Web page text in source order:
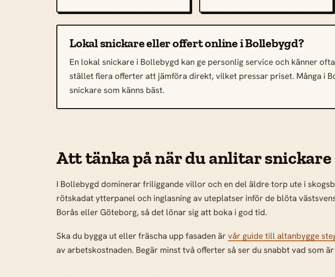
Lokal snickare eller offert online i Bollebygd?
En lokal snickare i Bollebygd kan ge personlig service och känner
stället flera offerter att jämföra direkt, vilket pressar priset. Många i
snickare som känns bäst.
Att tänka på när du anlitar snickare
I Bollebygd dominerar friliggande villor och en del äldre torp ute i
rötskadat ytterpanel och inglasning av uteplatser inför de blöta
Borås eller Göteborg, så det lönar sig att boka i god tid.
Ska du bygga ut eller fräscha upp fasaden ärvår guide till altanbygge
av arbetskostnaden. Begär minst två offerter så ser du snabbt vad som